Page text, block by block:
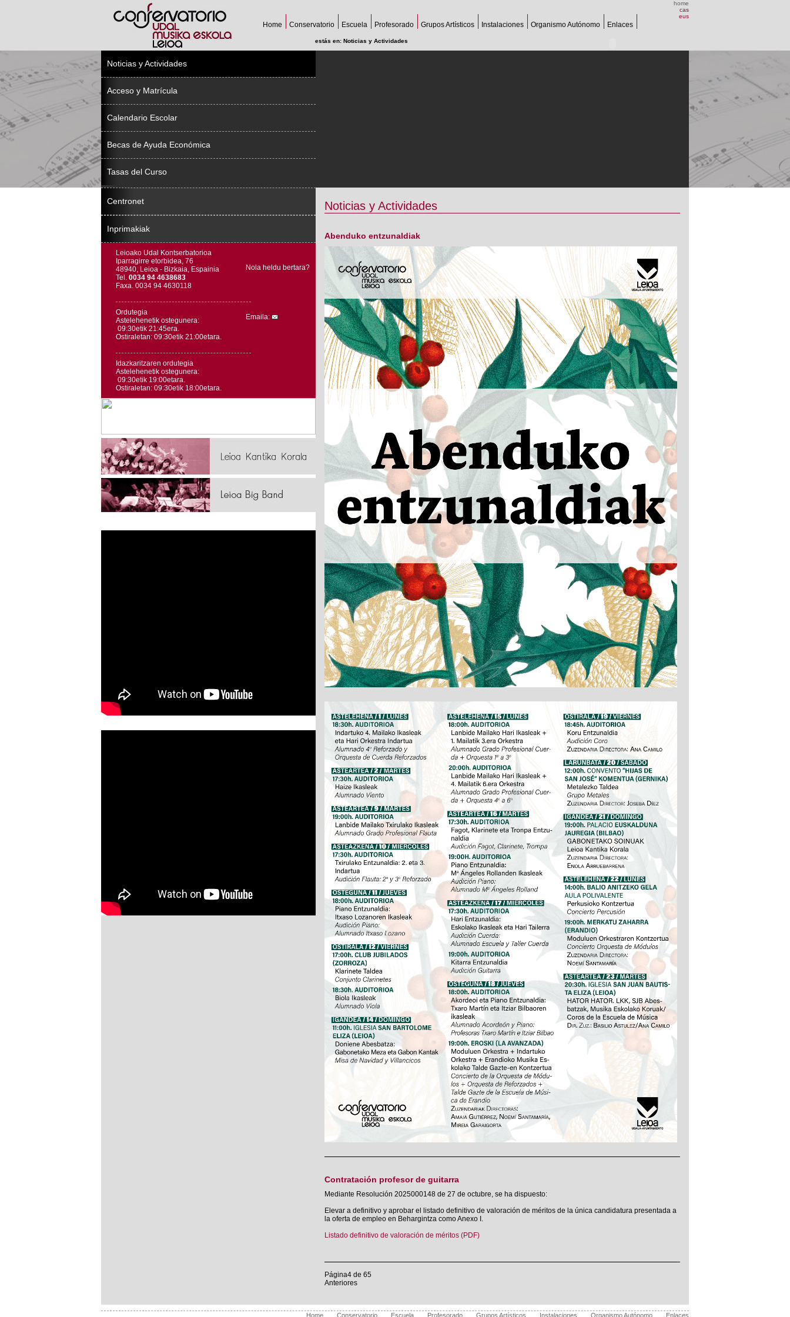
home
cas
eus
Home Conservatorio Escuela Profesorado Grupos Artísticos Instalaciones Organismo Autónomo Enlaces
estás en: Noticias y Actividades
Noticias y Actividades
Acceso y Matrícula
Calendario Escolar
Becas de Ayuda Económica
Tasas del Curso
Centronet
Inprimakiak
Nola heldu bertara?
Emaila:
Leioako Udal Kontserbatorioa
Iparragirre etorbidea, 76
48940, Leioa - Bizkaia, Espainia
Tel. 0034 94 4638683
Faxa. 0034 94 4630118
Ordutegia
Astelehenetik ostegunera:
09:30etik 21:45era.
Ostiraletan: 09:30etik 21:00etara.
Idazkaritzaren ordutegia
Astelehenetik ostegunera:
09:30etik 19:00etara.
Ostiraletan: 09:30etik 18:00etara.
Noticias y Actividades
Abenduko entzunaldiak
Contratación profesor de guitarra
Mediante Resolución 2025000148 de 27 de octubre, se ha dispuesto:
Elevar a definitivo y aprobar el listado definitivo de valoración de méritos de la única candidatura presentada a
la oferta de empleo en Behargintza como Anexo I.
Listado definitivo de valoración de méritos (PDF)
Página4 de 65
Anteriores
Home Conservatorio Escuela Profesorado Grupos Artísticos Instalaciones Organismo Autónomo Enlaces